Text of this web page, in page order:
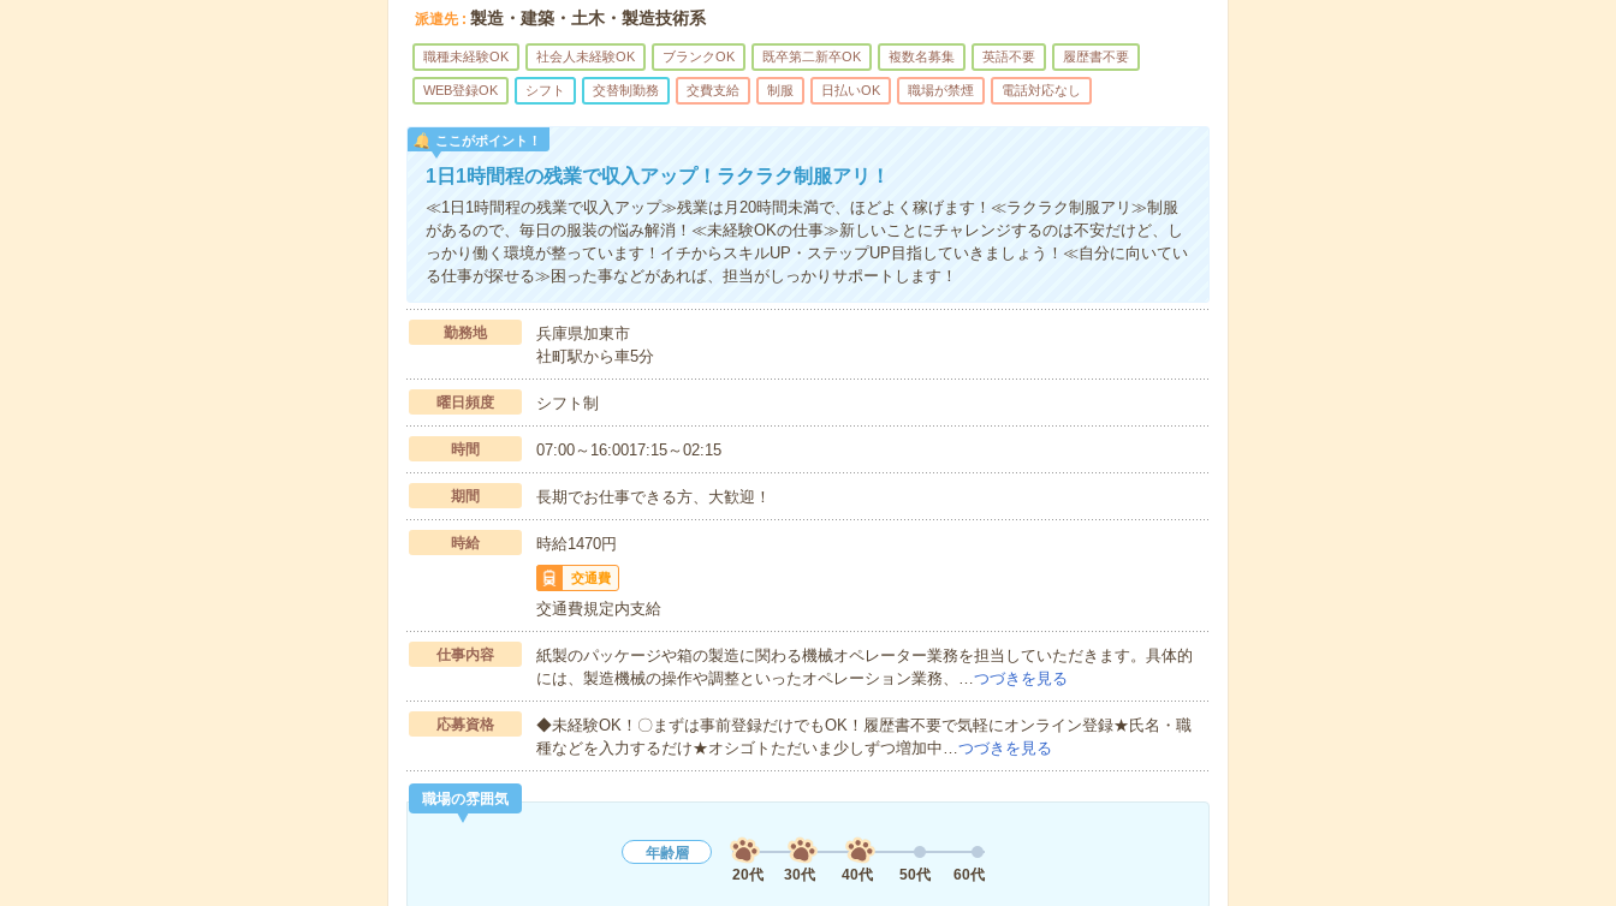
派遣先 製造・建築・土木・製造技術系
職種未経験OK 社会人未経験OK ブランクOK 既卒第二新卒OK 複数名募集 英語不要 履歴書不要
WEB登録OK シフト 交替制勤務 交費支給 制服 日払いOK 職場が禁煙 電話対応なし
ここがポイント！
1日1時間程の残業で収入アップ！ラクラク制服アリ！
≪1日1時間程の残業で収入アップ≫残業は月20時間未満で、ほどよく稼げます！≪ラクラク制服アリ≫制服
があるので、毎日の服装の悩み解消！≪未経験OKの仕事≫新しいことにチャレンジするのは不安だけど、し
っかり働く環境が整っています！イチからスキルUP・ステップUP目指していきましょう！≪自分に向いてい
る仕事が探せる≫困った事などがあれば、担当がしっかりサポートします！
勤務地
兵庫県加東市
社町駅から車5分
曜日頻度 シフト制
時間 07:00～16:0017:15～02:15
期間 長期でお仕事できる方、大歓迎！
時給 時給1470円
交通費
交通費規定内支給
仕事内容
紙製のパッケージや箱の製造に関わる機械オペレーター業務を担当していただきます。具体的
には、製造機械の操作や調整といったオペレーション業務、…つづきを見る
応募資格
◆未経験OK！〇まずは事前登録だけでもOK！履歴書不要で気軽にオンライン登録★氏名・職
種などを入力するだけ★オシゴトただいま少しずつ増加中…つづきを見る
職場の雰囲気
年齢層
20代
30代 40代 50代 60代